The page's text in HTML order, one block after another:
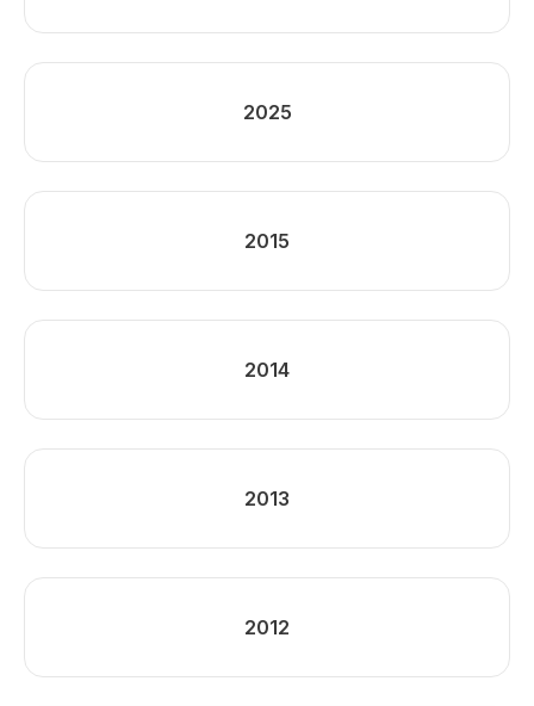
2025
2015
2014
2013
2012